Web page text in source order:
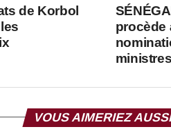
procède
ministres
de Korbol
VOUS AIMERIEZ